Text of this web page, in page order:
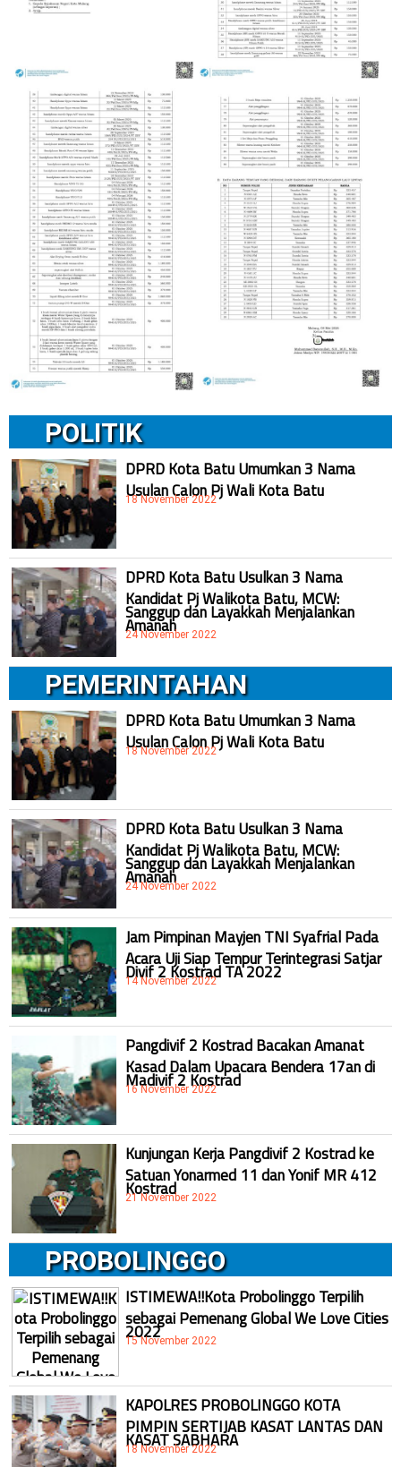
POLITIK
DPRD Kota Batu Umumkan 3 Nama
Usulan Calon Pj Wali Kota Batu
18 November 2022
DPRD Kota Batu Usulkan 3 Nama
Kandidat Pj Walikota Batu, MCW:
Sanggup dan Layakkah Menjalankan
Amanah
24 November 2022
PEMERINTAHAN
DPRD Kota Batu Umumkan 3 Nama
Usulan Calon Pj Wali Kota Batu
18 November 2022
DPRD Kota Batu Usulkan 3 Nama
Kandidat Pj Walikota Batu, MCW:
Sanggup dan Layakkah Menjalankan
Amanah
24 November 2022
Jam Pimpinan Mayjen TNI Syafrial Pada
Acara Uji Siap Tempur Terintegrasi Satjar
Divif 2 Kostrad TA 2022
14 November 2022
Pangdivif 2 Kostrad Bacakan Amanat
Kasad Dalam Upacara Bendera 17an di
Madivif 2 Kostrad
16 November 2022
Kunjungan Kerja Pangdivif 2 Kostrad ke
Satuan Yonarmed 11 dan Yonif MR 412
Kostrad
21 November 2022
PROBOLINGGO
ISTIMEWA!!Kota Probolinggo Terpilih
sebagai Pemenang Global We Love Cities
2022
15 November 2022
KAPOLRES PROBOLINGGO KOTA
PIMPIN SERTIJAB KASAT LANTAS DAN
KASAT SABHARA
18 November 2022